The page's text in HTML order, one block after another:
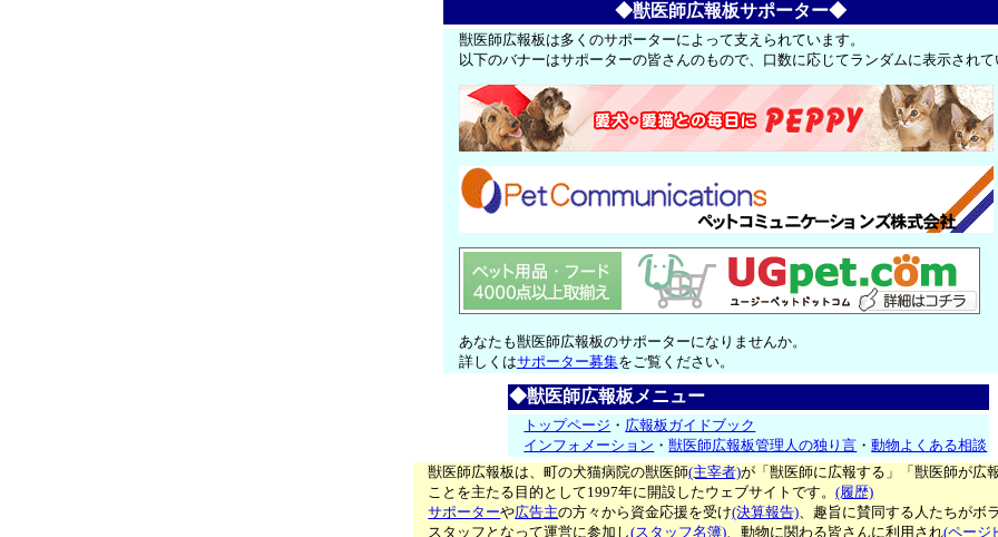
◆獣医師広報板サポーター◆
獣医師広報板は多くのサポーターによって支えられています。
以下のバナーはサポーターの皆さんのもので、口数に応じてランダムに表示され
あなたも獣医師広報板のサポーターになりませんか。
詳しくはサポーター募集をご覧ください。
◆獣医師広報板メニュー
トップページ ・ 広報板ガイドブック
インフォメーション ・獣医師広報板管理人の独り言 ・動物よくある相談
獣医師広報板は、町の犬猫病院の獣医師(主宰者)が「獣医師に広報する」「獣医師が広
ことを主たる目的として1997年に開設したウェブサイトです。(履歴)
サポーターや広告主の方々から資金応援を受け(決算報告)、趣旨に賛同する人たちがボ
スタッフとなって運営に参加し(スタッフ名簿)、動物に関わる皆さんに利用され(ページ